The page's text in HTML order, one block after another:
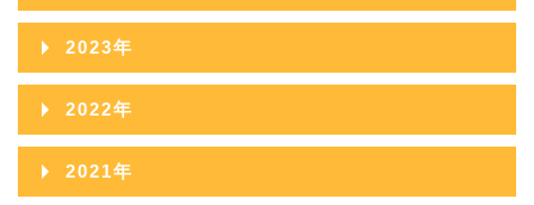
2026年06月
2026年05月
2026年04月
2026年03月
2025年11月
2025年10月
2025年09月
2025年08月
2024年12月
2024年11月
2024年10月
2024年09月
2023年
2023年12月
2023年11月
2023年10月
2022年
2022年12月
2021年